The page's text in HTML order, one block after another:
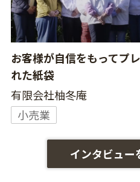
お客様が自信をもってプ
れた紙袋
有限会社柚冬庵
小売業
インタビュー